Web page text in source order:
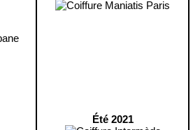
Été 2021